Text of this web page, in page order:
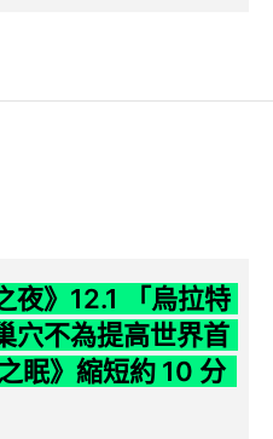
夜》12.1 「烏拉特
穴不為提高世界首
眠》縮短約 10 分